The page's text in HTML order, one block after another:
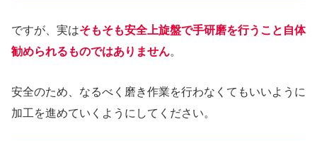
ですが、実はそもそも安全上旋盤で手研磨を行うこと自体
勧められるものではありません。
安全のため、なるべく磨き作業を行わなくてもいいように
加工を進めていくようにしてください。